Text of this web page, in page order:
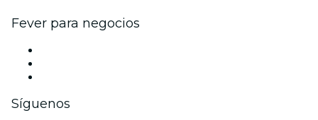
Fever para negocios
Síguenos